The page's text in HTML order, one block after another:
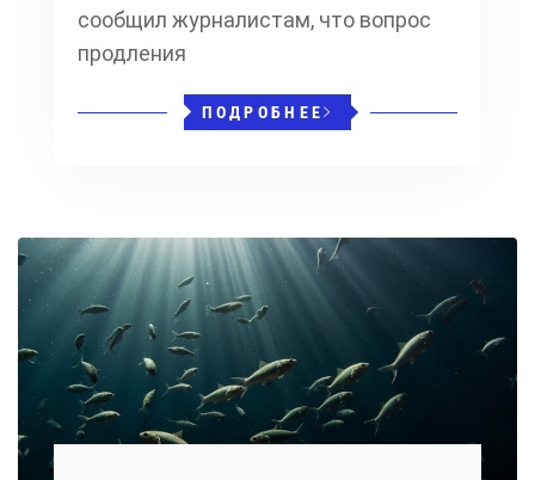
сообщил журналистам, что вопрос
продления
ПОДРОБНЕЕ